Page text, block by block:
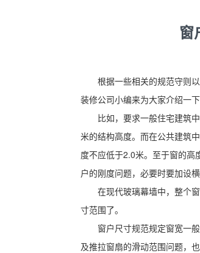
窗
根据一些相关的规范守则
装修公司小编来为大家介绍一
比如，要求一般住宅建筑
米的结构高度。而在公共建筑
度不应低于2.0米。至于窗的高
户的刚度问题，必要时要加设
在现代玻璃幕墙中，整个
寸范围了。
窗户尺寸规范规定窗宽一
及推拉窗扇的滑动范围问题，